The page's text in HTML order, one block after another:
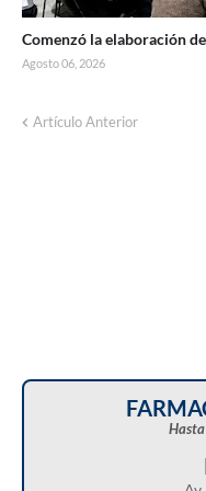
Comenzó la elaboración
Agosto 06, 2026
Artículo Anterior